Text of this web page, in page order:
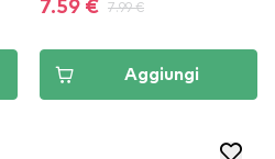
7.59 € 7.99 €
Aggiungi